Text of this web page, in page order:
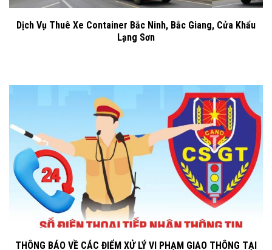
Dịch Vụ Thuê Xe Container Bắc Ninh, Bắc Giang, Cửa Khẩu
Lạng Sơn
THÔNG BÁO VỀ CÁC ĐIỂM XỬ LÝ VI PHẠM GIAO THÔNG TẠI